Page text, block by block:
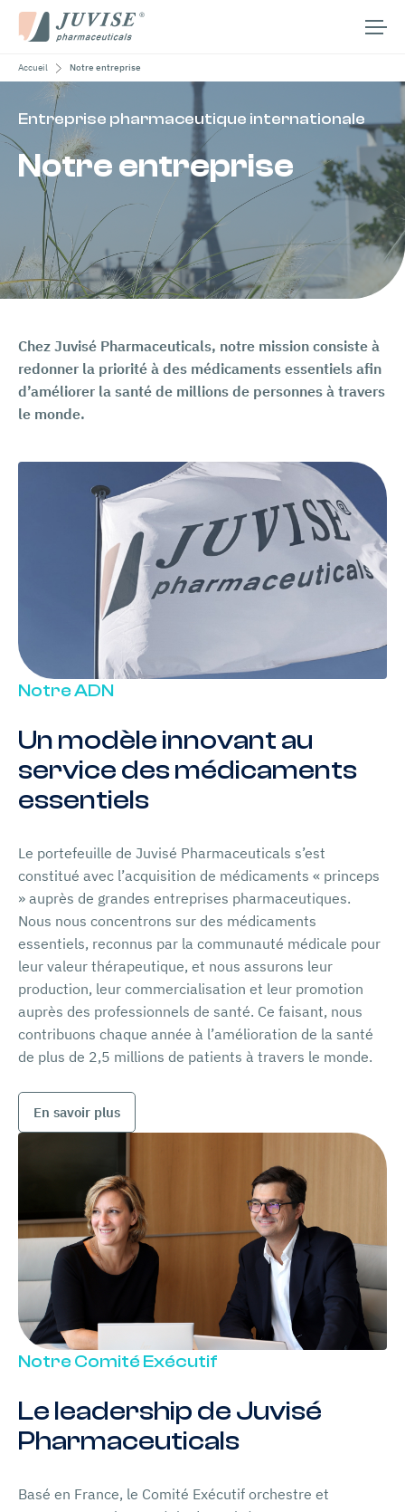
Notre entreprise
Nos aires thérapeutiques
Nos médicaments
Médias
Carrières
Contact
Rechercher :
Français
Accueil Notre entreprise
Entreprise pharmaceutique internationale
Notre entreprise
Chez Juvisé Pharmaceuticals, notre mission consiste à
redonner la priorité à des médicaments essentiels afin
d’améliorer la santé de millions de personnes à travers
le monde.
Notre ADN
Un modèle innovant au
service des médicaments
essentiels
Le portefeuille de Juvisé Pharmaceuticals s’est
constitué avec l’acquisition de médicaments « princeps
» auprès de grandes entreprises pharmaceutiques.
Nous nous concentrons sur des médicaments
essentiels, reconnus par la communauté médicale pour
leur valeur thérapeutique, et nous assurons leur
production, leur commercialisation et leur promotion
auprès des professionnels de santé. Ce faisant, nous
contribuons chaque année à l’amélioration de la santé
de plus de 2,5 millions de patients à travers le monde.
En savoir plus
Notre Comité Exécutif
Le leadership de Juvisé
Pharmaceuticals
Basé en France, le Comité Exécutif orchestre et